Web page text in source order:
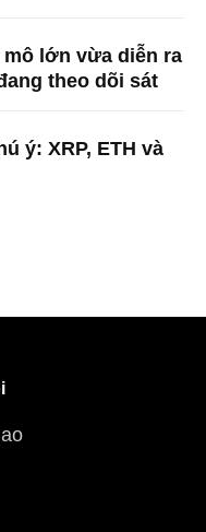
lớn vừa diễn ra
theo dõi sát
ý: XRP, ETH và